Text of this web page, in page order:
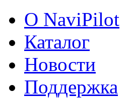
О NaviPilot
Каталог
Новости
Поддержка